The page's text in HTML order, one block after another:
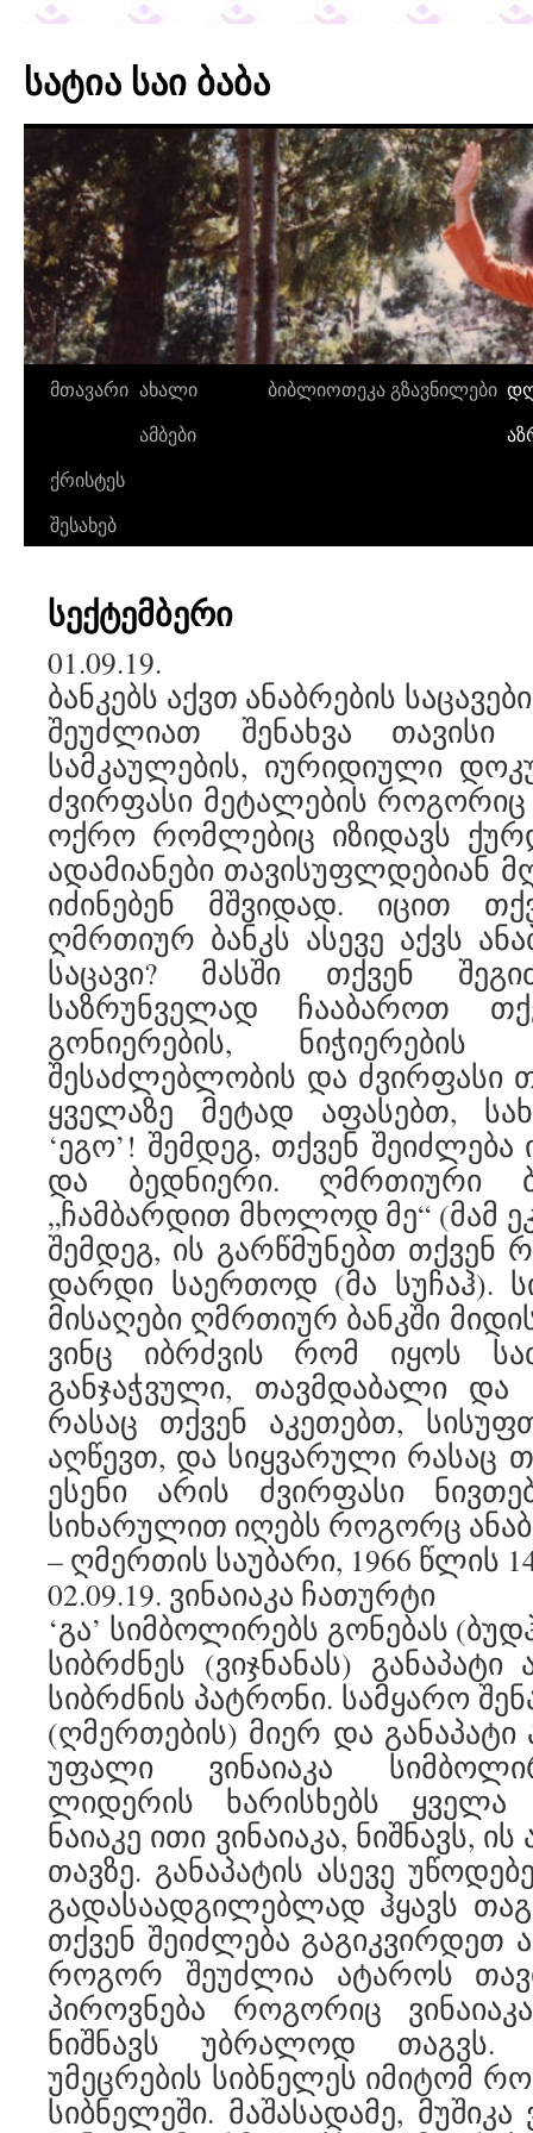
სატია საი ბაბა
მთავარი ახალი
ამბები
ბიბლიოთეკა გზავნილები
ქრისტეს
შესახებ
სექტემბერი
01.09.19.
ბანკებს აქვთ ანაბრების
შეუძლიათ შენახვა თავისი
სამკაულების, იურიდიული
ძვირფასი მეტალების
ოქრო რომლებიც იზიდავს
ადამიანები თავისუფლდებიან
იძინებენ მშვიდად. იცით
ღმრთიურ ბანკს ასევე აქვს
საცავი? მასში თქვენ
საზრუნველად ჩააბაროთ
გონიერების, ნიჭიერების
შესაძლებლობის და ძვირფასი
ყველაზე მეტად აფასებთ,
‘ეგო’! შემდეგ, თქვენ
და ბედნიერი. ღმრთიური
„ჩამბარდით მხოლოდ მე“ (მამ
შემდეგ, ის გარწმუნებთ თქვენ
დარდი საერთოდ (მა სუჩაჰ).
მისაღები ღმრთიურ ბანკში
ვინც იბრძვის რომ იყოს
განჯაჭვული, თავმდაბალი და
რასაც თქვენ აკეთებთ,
აღწევთ, და სიყვარული რასაც
ესენი არის ძვირფასი
სიხარულით იღებს როგორც
– ღმერთის საუბარი, 1966 წლის
02.09.19. ვინაიაკა ჩათურტი
‘გა’ სიმბოლირებს გონებას
სიბრძნეს (ვიჯნანას)
სიბრძნის პატრონი. სამყარო
(ღმერთების) მიერ და განაპატი
უფალი ვინაიაკა
ლიდერის ხარისხებს ყველა
ნაიაკე ითი ვინაიაკა, ნიშნავს,
თავზე. განაპატის ასევე
გადასაადგილებლად ჰყავს
თქვენ შეიძლება გაგიკვირდეთ
როგორ შეუძლია ატაროს
პიროვნება როგორიც
ნიშნავს უბრალოდ თაგვს.
უმეცრების სიბნელეს იმიტომ
სიბნელეში. მაშასადამე, მუშიკა